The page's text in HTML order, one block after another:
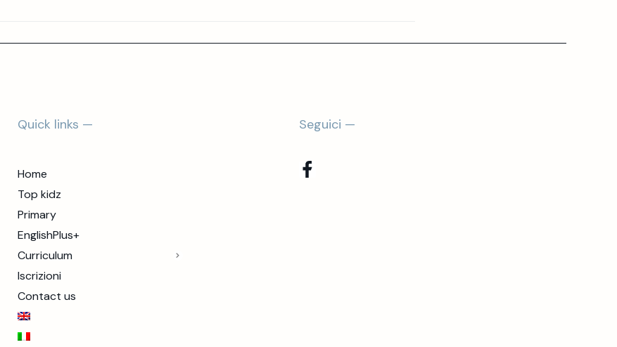
Quick links —
Home
Top kidz
Primary
EnglishPlus+
Curriculum
Iscrizioni
Contact us
Seguici —